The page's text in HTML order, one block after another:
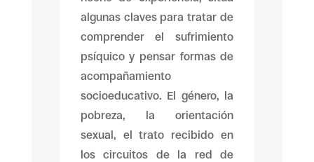
algunas claves para tratar de
comprender el sufrimiento
psíquico y pensar formas de
acompañamiento
socioeducativo. El género, la
pobreza, la orientación
sexual, el trato recibido en
los circuitos de la red de